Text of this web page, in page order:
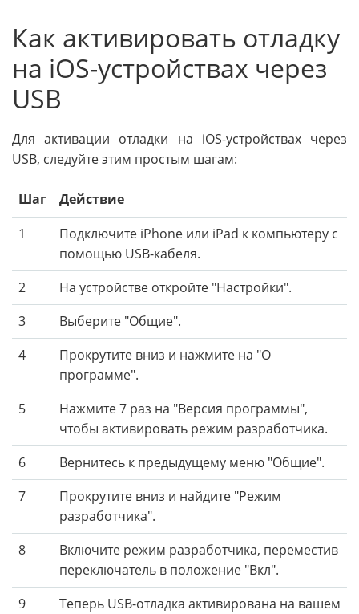
Как активировать отладку
на iOS-устройствах через
USB
Для активации отладки на iOS-устройствах через
USB, следуйте этим простым шагам:
Шаг
Действие
1
Подключите iPhone или iPad к компьютеру с
помощью USB-кабеля.
2
На устройстве откройте "Настройки".
3
Выберите "Общие".
4
Прокрутите вниз и нажмите на "О
программе".
5
Нажмите 7 раз на "Версия программы",
чтобы активировать режим разработчика.
6
Вернитесь к предыдущему меню "Общие".
7
Прокрутите вниз и найдите "Режим
разработчика".
8
Включите режим разработчика, переместив
переключатель в положение "Вкл".
9
Теперь USB-отладка активирована на вашем